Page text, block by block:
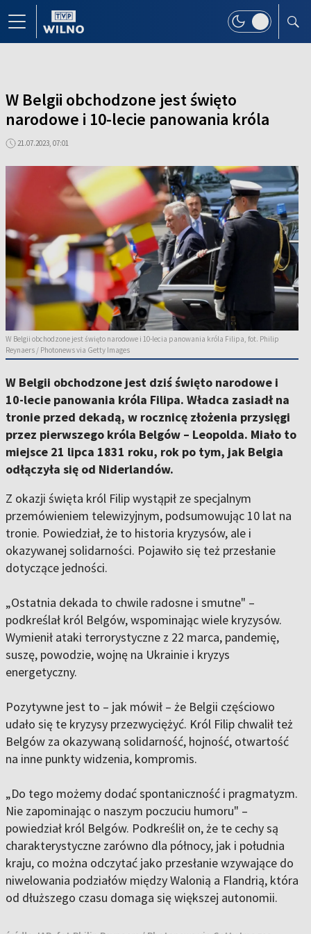
W Belgii obchodzone jest święto
narodowe i 10-lecie panowania króla
21.07.2023, 07:01
W Belgii obchodzone jest święto narodowe i 10-lecia panowania króla Filipa, fot. Philip
Reynaers / Photonews via Getty Images
W Belgii obchodzone jest dziś święto narodowe i
10-lecie panowania króla Filipa. Władca zasiadł na
tronie przed dekadą, w rocznicę złożenia przysięgi
przez pierwszego króla Belgów – Leopolda. Miało to
miejsce 21 lipca 1831 roku, rok po tym, jak Belgia
odłączyła się od Niderlandów.
Z okazji święta król Filip wystąpił ze specjalnym
przemówieniem telewizyjnym, podsumowując 10 lat na
tronie. Powiedział, że to historia kryzysów, ale i
okazywanej solidarności. Pojawiło się też przesłanie
dotyczące jedności.
„Ostatnia dekada to chwile radosne i smutne" –
podkreślał król Belgów, wspominając wiele kryzysów.
Wymienił ataki terrorystyczne z 22 marca, pandemię,
suszę, powodzie, wojnę na Ukrainie i kryzys
energetyczny.
Pozytywne jest to – jak mówił – że Belgii częściowo
udało się te kryzysy przezwyciężyć. Król Filip chwalił też
Belgów za okazywaną solidarność, hojność, otwartość
na inne punkty widzenia, kompromis.
„Do tego możemy dodać spontaniczność i pragmatyzm.
Nie zapominając o naszym poczuciu humoru" –
powiedział król Belgów. Podkreślił on, że te cechy są
charakterystyczne zarówno dla północy, jak i południa
kraju, co można odczytać jako przesłanie wzywające do
niwelowania podziałów między Walonią a Flandrią, która
od dłuższego czasu domaga się większej autonomii.